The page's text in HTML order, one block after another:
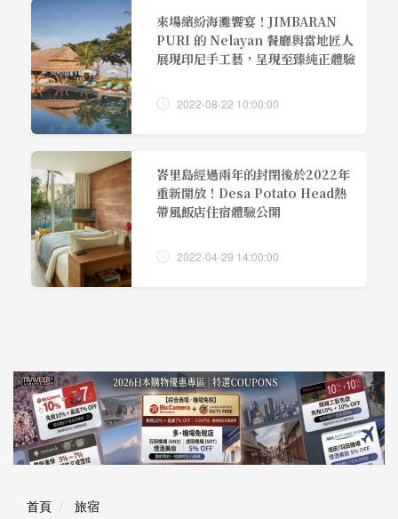
來場繽紛海灘饗宴！JIMBARAN
PURI 的 Nelayan 餐廳與當地匠人
展現印尼手工藝，呈現至臻純正體驗
2022-08-22 10:00:00
峇里島經過兩年的封閉後於2022年
重新開放！Desa Potato Head熱
帶風飯店住宿體驗公開
2022-04-29 14:00:00
首頁
旅宿